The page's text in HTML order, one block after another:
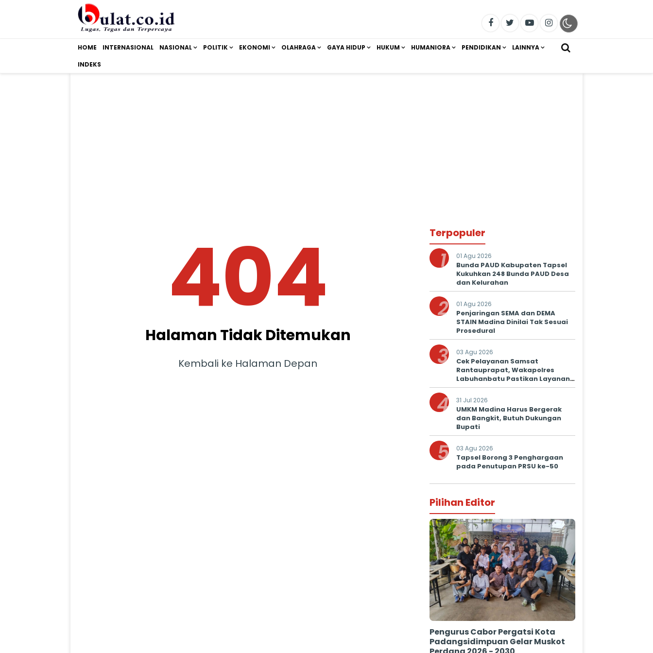
HOME INTERNASIONAL NASIONAL POLITIK EKONOMI OLAHRAGA GAYA HIDUP HUKUM HUMANIORA PENDIDIKAN LAINNYA
INDEKS
404
Halaman Tidak Ditemukan
Kembali ke Halaman Depan
Terpopuler
1 01 Agu 2026
Bunda PAUD Kabupaten Tapsel
Kukuhkan 248 Bunda PAUD Desa
dan Kelurahan
2 01 Agu 2026
Penjaringan SEMA dan DEMA
STAIN Madina Dinilai Tak Sesuai
Prosedural
3 03 Agu 2026
Cek Pelayanan Samsat
Rantauprapat, Wakapolres
Labuhanbatu Pastikan Layanan
Prima untuk Masyarakat
4 31 Jul 2026
UMKM Madina Harus Bergerak
dan Bangkit, Butuh Dukungan
Bupati
5 03 Agu 2026
Tapsel Borong 3 Penghargaan
pada Penutupan PRSU ke-50
Pilihan Editor
Pengurus Cabor Pergatsi Kota
Padangsidimpuan Gelar Muskot